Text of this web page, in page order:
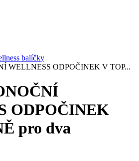
balíčky
WELLNESS ODPOČINEK V TOP...
ODPOČINEK
pro dva